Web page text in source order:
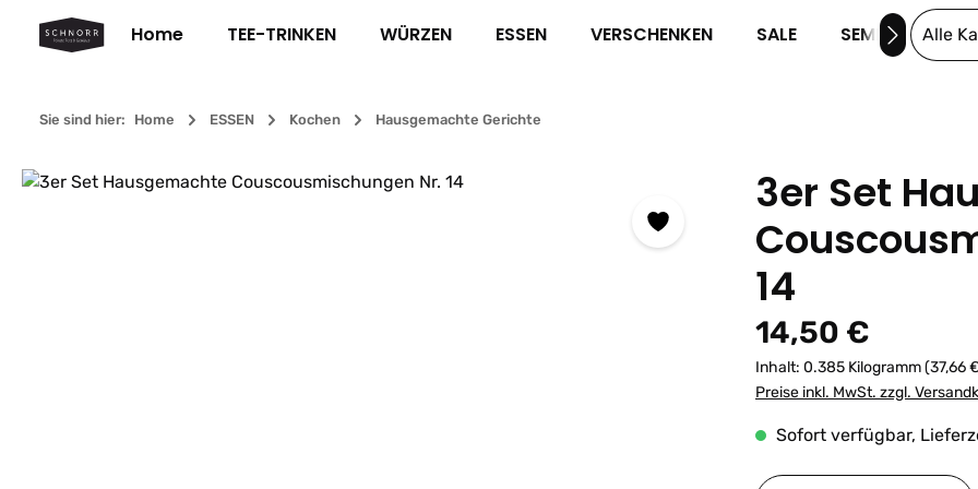
Hauptinhalt springen
Zur Suche springen
Zur Hauptnavigation springen
Home TEE-TRINKEN WÜRZEN ESSEN VERSCHENKEN SALE SEMINAREAlle
Sie sind hier: Home ESSEN Kochen Hausgemachte Gerichte
Bildergalerie überspringen
3er Set
14
Regulärer Preis:
14,50 €
Inhalt: 0.385 Kilogramm(37,66
Preise inkl. MwSt. zzgl.
Sofort verfügbar,